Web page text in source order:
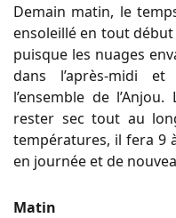
Demain matin, le
ensoleillé en tout
puisque les nuages
dans l’après-midi
l’ensemble de
rester sec tout au
températures, il fera 9
en journée et de
Matin